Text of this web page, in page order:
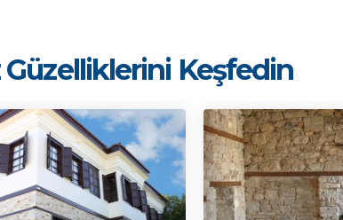
Güzelliklerini Keşfedin